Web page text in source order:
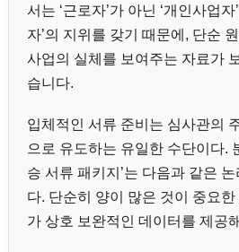
서는 ‘근로자’가 아닌 ‘개인사업
자’의 지위를 갖기 때문에, 단순
사업의 실체를 보여주는 자료가
습니다.
입체적인 서류 준비는 심사관의
으로 유도하는 유일한 수단이다.
승 서류 패키지’는 다음과 같은
다. 단순히 양이 많은 것이 중요
가 상호 보완적인 데이터를 제공